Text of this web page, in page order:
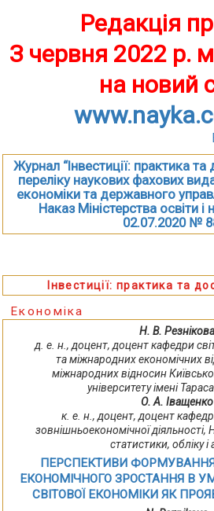
Редакція
З червня 2022 р.
на новий
Журнал “Інвестиції: практика
переліку наукових фахових
економіки та державного
Наказ Міністерства освіти і
02.07.2020 №
Інвестиції: практика та
Економіка
Н. В. Резнікова
д. е. н., доцент, доцент кафедри
та міжнародних економічних
міжнародних відносин
університету імені
О. А. Іващенко
к. е. н., доцент, доцент
зовнішньоекономічної діяльності,
статистики, обліку і
ПЕРСПЕКТИВИ
ЕКОНОМІЧНОГО ЗРОСТАННЯ В
СВІТОВОЇ ЕКОНОМІКИ ЯК